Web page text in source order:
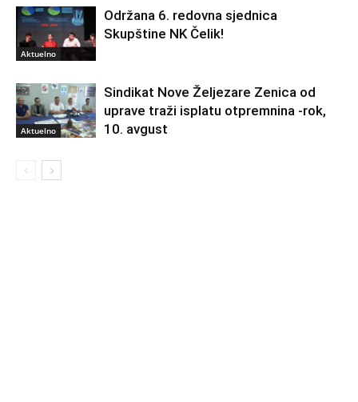
Aktuelno
Održana 6. redovna sjednica
Skupštine NK Čelik!
Aktuelno
Sindikat Nove Željezare Zenica od
uprave traži isplatu otpremnina -rok,
10. avgust